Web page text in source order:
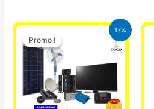
17%
Promo !
Promo !
Le
initial
était :
430.000 CFA.
Le
prix
actuel
355.000 CFA.